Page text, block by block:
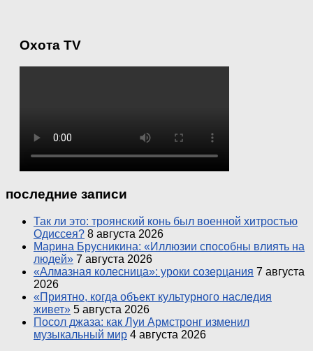
Охота TV
последние записи
Так ли это: троянский конь был военной хитростью
Одиссея? 8 августа 2026
Марина Брусникина: «Иллюзии способны влиять на
людей» 7 августа 2026
«Алмазная колесница»: уроки созерцания 7 августа
2026
«Приятно, когда объект культурного наследия
живет» 5 августа 2026
Посол джаза: как Луи Армстронг изменил
музыкальный мир 4 августа 2026